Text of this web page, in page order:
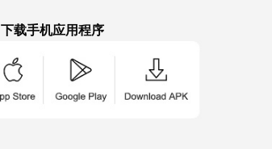
下载手机应用程序